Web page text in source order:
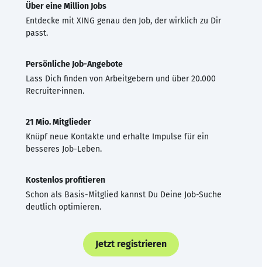
Über eine Million Jobs
Entdecke mit XING genau den Job, der wirklich zu Dir
passt.
Persönliche Job-Angebote
Lass Dich finden von Arbeitgebern und über 20.000
Recruiter·innen.
21 Mio. Mitglieder
Knüpf neue Kontakte und erhalte Impulse für ein
besseres Job-Leben.
Kostenlos profitieren
Schon als Basis-Mitglied kannst Du Deine Job-Suche
deutlich optimieren.
Jetzt registrieren